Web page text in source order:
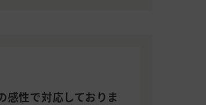
感性で対応しておりま